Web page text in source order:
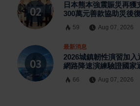
日本熊本強震賑災再
300萬元善款協助災後
59 Aug 07, 2026
最新消息
2026城鎮韌性演習加
網路降速演練驗證國家
66 Aug 07, 2026